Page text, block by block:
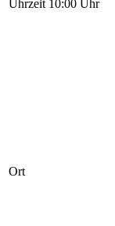
Uhrzeit 10:00 Uhr
Ort